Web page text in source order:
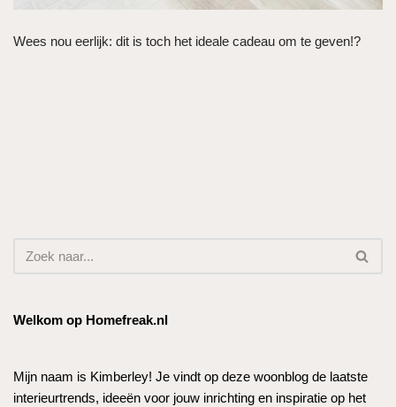
Wees nou eerlijk: dit is toch het ideale cadeau om te geven!?
Welkom op Homefreak.nl
Mijn naam is Kimberley! Je vindt op deze woonblog de laatste
interieurtrends, ideeën voor jouw inrichting en inspiratie op het